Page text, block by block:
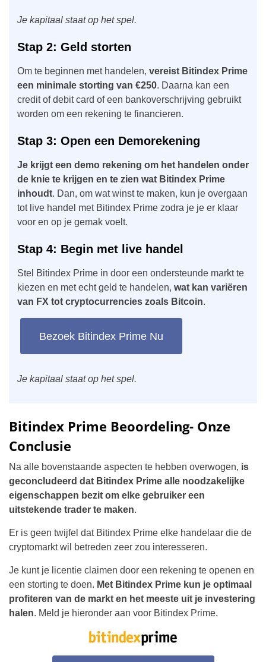
Je kapitaal staat op het spel.
Stap 2: Geld storten
Om te beginnen met handelen, vereist Bitindex Prime
een minimale storting van €250. Daarna kan een
credit of debit card of een bankoverschrijving gebruikt
worden om een rekening te financieren.
Stap 3: Open een Demorekening
Je krijgt een demo rekening om het handelen onder
de knie te krijgen en te zien wat Bitindex Prime
inhoudt. Dan, om wat winst te maken, kun je overgaan
tot live handel met Bitindex Prime zodra je je er klaar
voor en op je gemak voelt.
Stap 4: Begin met live handel
Stel Bitindex Prime in door een ondersteunde markt te
kiezen en met echt geld te handelen, wat kan variëren
van FX tot cryptocurrencies zoals Bitcoin.
Bezoek Bitindex Prime Nu
Je kapitaal staat op het spel.
Bitindex Prime Beoordeling- Onze
Conclusie
Na alle bovenstaande aspecten te hebben overwogen, is
geconcludeerd dat Bitindex Prime alle noodzakelijke
eigenschappen bezit om elke gebruiker een
uitstekende trader te maken.
Er is geen twijfel dat Bitindex Prime elke handelaar die de
cryptomarkt wil betreden zeer zou interesseren.
Je kunt je licentie claimen door een rekening te openen en
een storting te doen. Met Bitindex Prime kun je optimaal
profiteren van de markt en het meeste uit je investering
halen. Meld je hieronder aan voor Bitindex Prime.